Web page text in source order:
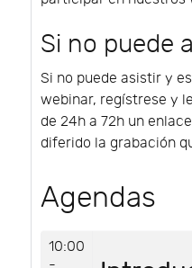
Si no puede
Si no puede asistir y
webinar, regístrese y
de 24h a 72h un
diferido la grabación
Agendas
10:00